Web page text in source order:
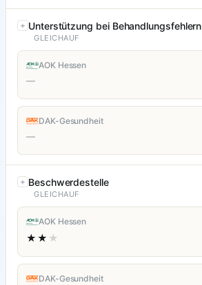
Unterstützung bei Behandlungsfehlern
GLEICHAUF
AOK Hessen
—
DAK-Gesundheit
—
Beschwerdestelle
GLEICHAUF
AOK Hessen
★★ ★
DAK-Gesundheit